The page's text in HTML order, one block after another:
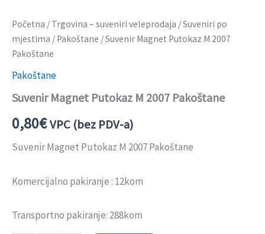
Početna / Trgovina – suveniri veleprodaja /Suveniri po
mjestima / Pakoštane / Suvenir Magnet Putokaz M 2007
Pakoštane
Pakoštane
Suvenir Magnet Putokaz M 2007 Pakoštane
0,80€VPC (bez PDV-a)
Suvenir Magnet Putokaz M 2007 Pakoštane
Komercijalno pakiranje : 12kom
Transportno pakiranje: 288kom